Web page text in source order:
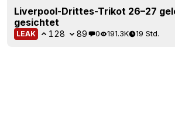
Liverpool-Drittes-Trikot 26–27
gesichtet
LEAK 128 89 0 191.3K 19 Std.